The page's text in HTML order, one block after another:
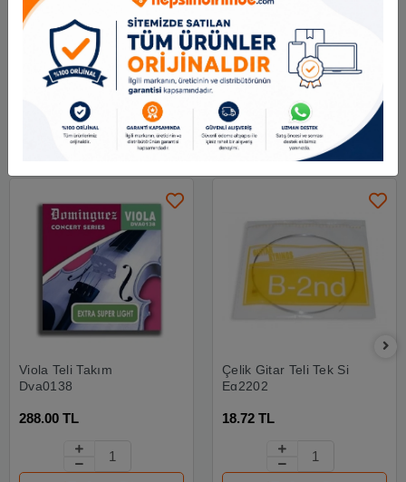
Bu gürültü takımı, profesyonel müzisyenler ve amatörler için
mükemmel bir seçenek olup, ses performansınızı artırmak için
gerekli tüm özellikleri barındırmaktadır. Rigotti’nin kalitesi ile
müziğinizi bir üst seviyeye taşıyın.
Benzer Ürünler
Viola Teli Takım
Dva0138
288.00 TL
Çelik Gitar Teli Tek Si
Eg2202
18.72 TL